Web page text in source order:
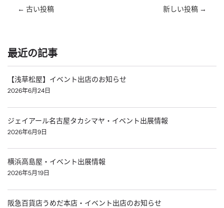
← 古い投稿 新しい投稿 →
最近の記事
【浅草松屋】イベント出店のお知らせ
2026年6月24日
ジェイアール名古屋タカシマヤ・イベント出展情報
2026年6月9日
横浜高島屋・イベント出展情報
2026年5月19日
阪急百貨店うめだ本店・イベント出店のお知らせ